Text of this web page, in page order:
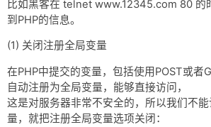
比如黑客在 telnet www.12345.com 80 的
到PHP的信息。
(1) 关闭注册全局变量
在PHP中提交的变量，包括使用POST或者
自动注册为全局变量，能够直接访问，
这是对服务器非常不安全的，所以我们不
量，就把注册全局变量选项关闭：